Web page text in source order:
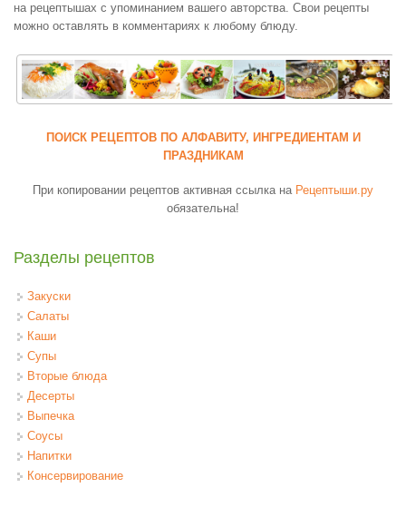
на рецептышах с упоминанием вашего авторства. Свои рецепты
можно оставлять в комментариях к любому блюду.
ПОИСК РЕЦЕПТОВ ПО АЛФАВИТУ, ИНГРЕДИЕНТАМ И
ПРАЗДНИКАМ
При копировании рецептов активная ссылка на Рецептыши.ру
обязательна!
Разделы рецептов
Закуски
Салаты
Каши
Супы
Вторые блюда
Десерты
Выпечка
Соусы
Напитки
Консервирование